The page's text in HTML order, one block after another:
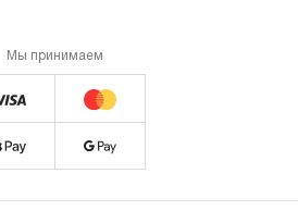
Мы принимаем